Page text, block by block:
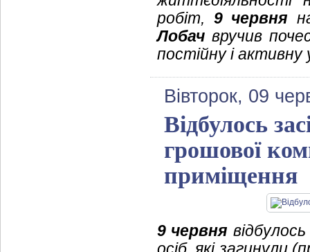
робіт, 9 червня
Лобач вручив
постійну і активну
Вівторок, 09
Відбулось
грошової
приміщення
9 червня